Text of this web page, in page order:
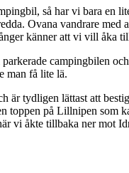
så har vi bara en
Ovana vandrare
känner att vi vill åka
campingbilen
man få lite lä.
tydligen lättast att
toppen på Lillnipen som
vi åkte tillbaka ner mot